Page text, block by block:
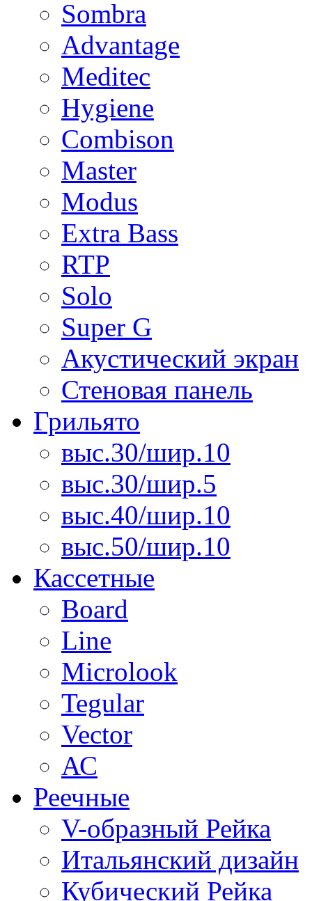
Sombra
Advantage
Meditec
Hygiene
Combison
Master
Modus
Extra Bass
RTP
Solo
Super G
Акустический экран
Стеновая панель
Грильято
выс.30/шир.10
выс.30/шир.5
выс.40/шир.10
выс.50/шир.10
Кассетные
Board
Line
Microlook
Tegular
Vector
АС
Реечные
V-образный Рейка
Итальянский дизайн
Кубический Рейка